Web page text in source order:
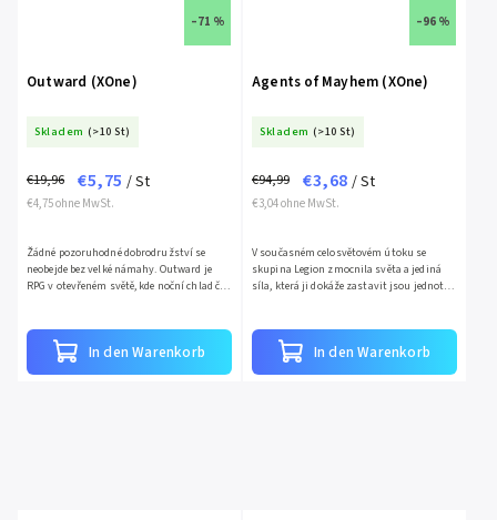
–71 %
Outward (XOne)
Skladem (>10 St)
€4,75 ohne MwSt.
€19,96 €5,75 / St
In den Warenkorb
Žádné pozoruhodné dobrodružství se
neobejde bez velké námahy. Outward je
RPG v otevřeném světě, kde noční chlad či
–96 %
Agents of Mayhem (XOne)
Skladem (>10 St)
€3,04 ohne MwSt.
€94,99 €3,68 / St
In den Warenkorb
V současném celosvětovém útoku se
skupina Legion zmocnila světa a jediná
síla, která ji dokáže zastavit jsou jednotky